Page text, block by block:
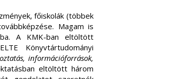
főiskolák (többek
Magam is
A KMK-ban eltöltött
Könyvtártudományi
információforrások,
eltöltött három